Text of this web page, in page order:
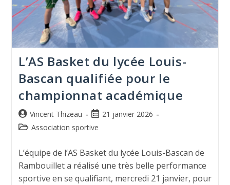
L’AS Basket du lycée Louis-
Bascan qualifiée pour le
championnat académique
Vincent Thizeau
21 janvier 2026
Association sportive
L’équipe de l’AS Basket du lycée Louis-Bascan de
Rambouillet a réalisé une très belle performance
sportive en se qualifiant, mercredi 21 janvier, pour